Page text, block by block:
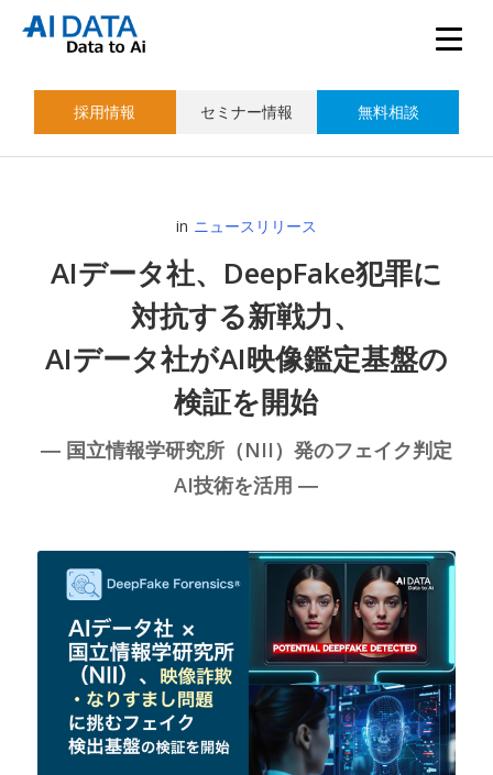
採用情報 セミナー情報 無料相談
in ニュースリリース
AIデータ社、DeepFake犯罪に
対抗する新戦力、
AIデータ社がAI映像鑑定基盤の
検証を開始
― 国立情報学研究所（NII）発のフェイク判定
AI技術を活用 ―